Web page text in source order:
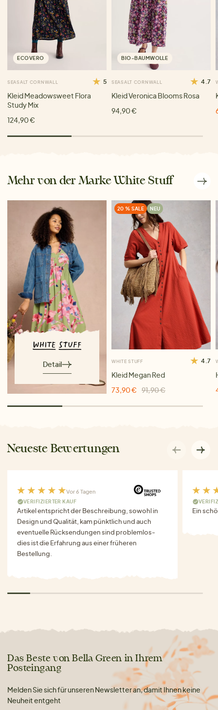
ECOVERO
SEASALT CORNWALL 5
Kleid Meadowsweet Flora
Study Mix
124,90 €
BIO-BAUMWOLLE
SEASALT CORNWALL 4.7
Kleid Veronica Blooms Rosa
94,90 €
Mehr von der Marke White Stuff
Detail
20 % SALE NEU
WHITE STUFF 4.7
Kleid Megan Red
73,90 €
91,90 €
Neueste Bewertungen
Vor 6 Tagen
VERIFIZIERTER KAUF
Artikel entspricht der Beschreibung, sowohl in
Design und Qualität, kam pünktlich und auch
eventuelle Rücksendungen sind problemlos-
dies ist die Erfahrung aus einer früheren
Bestellung.
Ein
Das Beste von Bella Green in Ihrem
Posteingang
Melden Sie sich für unseren Newsletter an, damit Ihnen keine
Neuheit entgeht